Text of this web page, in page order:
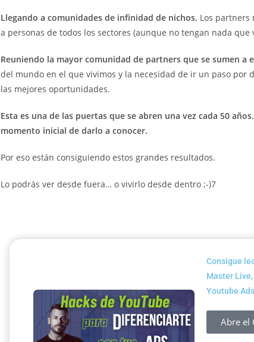
Llegando a comunidades de infinidad de nichos. Los partners
a personas de todos los sectores (aunque no tengan nada que
Reuniendo la mayor comunidad de partners que se sumen a
del mundo en el que vivimos y la necesidad de ir un paso
las mejores oportunidades.
Esta es una de las puertas que se abren una vez cada 50
momento inicial de darlo a conocer.
Por eso están consiguiendo estos grandes resultados.
Lo podrás ver desde fuera… o vivirlo desde dentro ;-)7
Consigue
Master
Youtube
Abre el